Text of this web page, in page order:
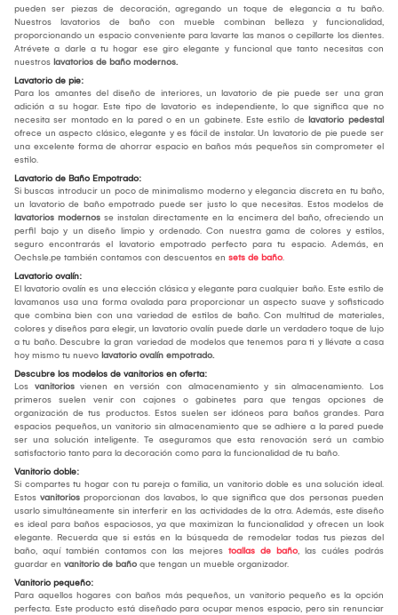
pueden ser piezas de decoración, agregando un toque de elegancia a tu baño.
Nuestros lavatorios de baño con mueble combinan belleza y funcionalidad,
proporcionando un espacio conveniente para lavarte las manos o cepillarte los dientes.
Atrévete a darle a tu hogar ese giro elegante y funcional que tanto necesitas con
nuestros lavatorios de baño modernos.
Lavatorio de pie:
Para los amantes del diseño de interiores, un lavatorio de pie puede ser una gran
adición a su hogar. Este tipo de lavatorio es independiente, lo que significa que no
necesita ser montado en la pared o en un gabinete. Este estilo de lavatorio pedestal
ofrece un aspecto clásico, elegante y es fácil de instalar. Un lavatorio de pie puede ser
una excelente forma de ahorrar espacio en baños más pequeños sin comprometer el
estilo.
Lavatorio de Baño Empotrado:
Si buscas introducir un poco de minimalismo moderno y elegancia discreta en tu baño,
un lavatorio de baño empotrado puede ser justo lo que necesitas. Estos modelos de
lavatorios modernos se instalan directamente en la encimera del baño, ofreciendo un
perfil bajo y un diseño limpio y ordenado. Con nuestra gama de colores y estilos,
seguro encontrarás el lavatorio empotrado perfecto para tu espacio. Además, en
Oechsle.pe también contamos con descuentos en sets de baño.
Lavatorio ovalín:
El lavatorio ovalín es una elección clásica y elegante para cualquier baño. Este estilo de
lavamanos usa una forma ovalada para proporcionar un aspecto suave y sofisticado
que combina bien con una variedad de estilos de baño. Con multitud de materiales,
colores y diseños para elegir, un lavatorio ovalín puede darle un verdadero toque de lujo
a tu baño. Descubre la gran variedad de modelos que tenemos para ti y llévate a casa
hoy mismo tu nuevo lavatorio ovalín empotrado.
Descubre los modelos de vanitorios en oferta:
Los vanitorios vienen en versión con almacenamiento y sin almacenamiento. Los
primeros suelen venir con cajones o gabinetes para que tengas opciones de
organización de tus productos. Estos suelen ser idóneos para baños grandes. Para
espacios pequeños, un vanitorio sin almacenamiento que se adhiere a la pared puede
ser una solución inteligente. Te aseguramos que esta renovación será un cambio
satisfactorio tanto para la decoración como para la funcionalidad de tu baño.
Vanitorio doble:
Si compartes tu hogar con tu pareja o familia, un vanitorio doble es una solución ideal.
Estos vanitorios proporcionan dos lavabos, lo que significa que dos personas pueden
usarlo simultáneamente sin interferir en las actividades de la otra. Además, este diseño
es ideal para baños espaciosos, ya que maximizan la funcionalidad y ofrecen un look
elegante. Recuerda que si estás en la búsqueda de remodelar todas tus piezas del
baño, aquí también contamos con las mejores toallas de baño, las cuáles podrás
guardar en vanitorio de baño que tengan un mueble organizador.
Vanitorio pequeño:
Para aquellos hogares con baños más pequeños, un vanitorio pequeño es la opción
perfecta. Este producto está diseñado para ocupar menos espacio, pero sin renunciar